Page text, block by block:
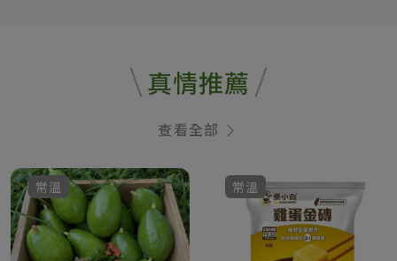
真情推薦
查看全部
常溫 常溫